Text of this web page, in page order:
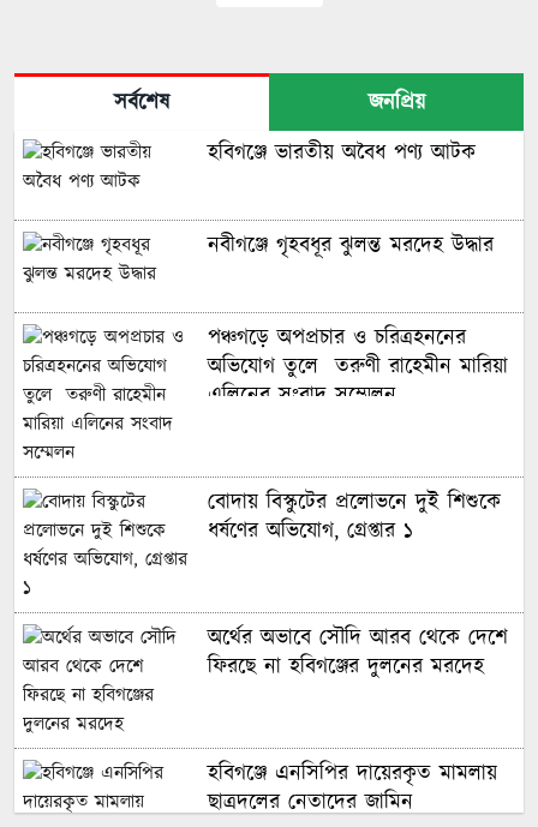
সর্বশেষ
জনপ্রিয়
হবিগঞ্জে ভারতীয় অবৈধ পণ্য আটক
নবীগঞ্জে গৃহবধূর ঝুলন্ত মরদেহ উদ্ধার
পঞ্চগড়ে অপপ্রচার ও চরিত্রহননের
অভিযোগ তুলে তরুণী রাহেমীন মারিয়া
এলিনের সংবাদ সম্মেলন
বোদায় বিস্কুটের প্রলোভনে দুই শিশুকে
ধর্ষণের অভিযোগ, গ্রেপ্তার ১
অর্থের অভাবে সৌদি আরব থেকে দেশে
ফিরছে না হবিগঞ্জের দুলনের মরদেহ
হবিগঞ্জে এনসিপির দায়েরকৃত মামলায়
ছাত্রদলের নেতাদের জামিন